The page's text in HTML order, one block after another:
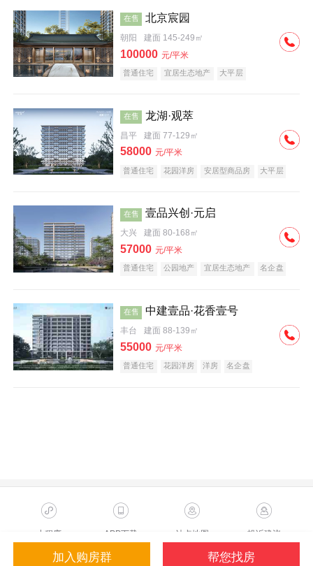
在售 北京宸园
朝阳 建面 145-249㎡
100000 元/平米
普通住宅 宜居生态地产 大平层
在售 龙湖·观萃
昌平 建面 77-129㎡
58000 元/平米
普通住宅 花园洋房 安居型商品房
大平层
在售 壹品兴创·元启
大兴 建面 80-168㎡
57000 元/平米
普通住宅 公园地产 宜居生态地产 名企盘
在售 中建壹品·花香壹号
丰台 建面 88-139㎡
55000 元/平米
普通住宅 花园洋房 洋房 名企盘
加入购房群 帮您找房
小程序 APP下载 站点地图 投诉建议